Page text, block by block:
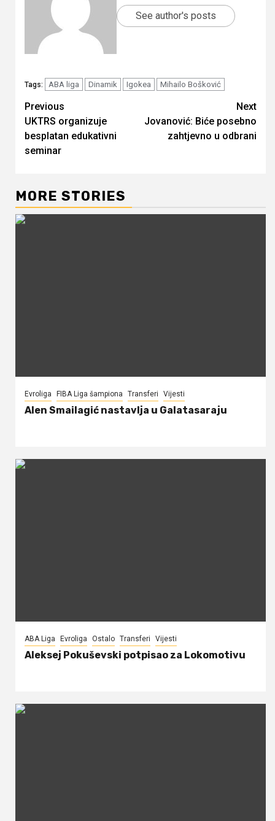
See author's posts
Tags: ABA liga Dinamik Igokea Mihailo Bošković
Continue
Reading
Previous
UKTRS organizuje
besplatan edukativni
seminar
Next
Jovanović: Biće posebno
zahtjevno u odbrani
MORE STORIES
Evroliga FIBA Liga šampiona Transferi Vijesti
Alen Smailagić nastavlja u Galatasaraju
ABA Liga Evroliga Ostalo Transferi Vijesti
Aleksej Pokuševski potpisao za Lokomotivu